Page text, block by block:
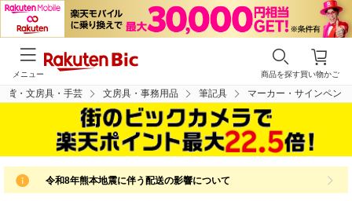
買い物かご
商品を探す
メニュー
貨・文房具・手芸 文房具・事務用品 筆記具 マーカー・サインペン
令和8年熊本地震に伴う配送の影響について